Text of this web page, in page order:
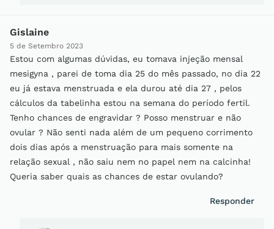
Gislaine
5 de Setembro 2023
Estou com algumas dúvidas, eu tomava injeção mensal
mesigyna , parei de toma dia 25 do mês passado, no dia 22
eu já estava menstruada e ela durou até dia 27 , pelos
cálculos da tabelinha estou na semana do período fertil.
Tenho chances de engravidar ? Posso menstruar e não
ovular ? Não senti nada além de um pequeno corrimento
dois dias após a menstruação para mais somente na
relação sexual , não saiu nem no papel nem na calcinha!
Queria saber quais as chances de estar ovulando?
Responder